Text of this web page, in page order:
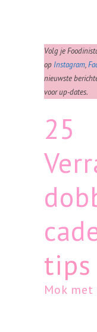
Volg je
op Instagram,
nieuwste
voor up-dates.
25
tips
Mok